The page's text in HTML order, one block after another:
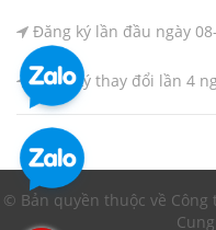
Đăng ký lần đầu ngày
Đăng ký thay đổi lần 4
© Bản quyền thuộc về Công